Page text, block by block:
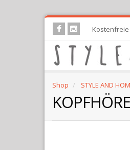
Skip
main
content
Kostenfreie
Shop STYLE AND